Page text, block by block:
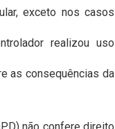
exceto nos casos
realizou uso
as consequências da